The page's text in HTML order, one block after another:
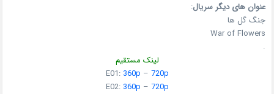
عنوان های دیگر سریال:
جنگ گل ها
War of Flowers
.
لینک مستقیم
E01: 360p – 720p
E02: 360p – 720p